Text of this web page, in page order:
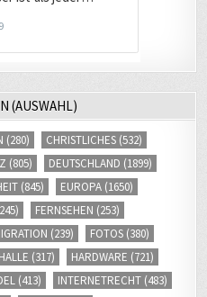
(280) CHRISTLICHES(532)
(805) DEUTSCHLAND(1899)
(845) EUROPA(1650)
FERNSEHEN(253)
(239) FOTOS
(317) HARDWARE(721)
(413) INTERNETRECHT(483)
JUSTIZ
(1012)